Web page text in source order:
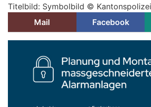
Titelbild: Symbolbild ©
Mail
Facebook